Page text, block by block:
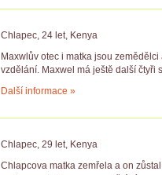
Chlapec, 24 let, Kenya
Maxwlův otec i matka jsou
vzdělání. Maxwel má ještě další čtyři
Další informace »
Chlapec, 29 let, Kenya
Chlapcova matka zemřela a on